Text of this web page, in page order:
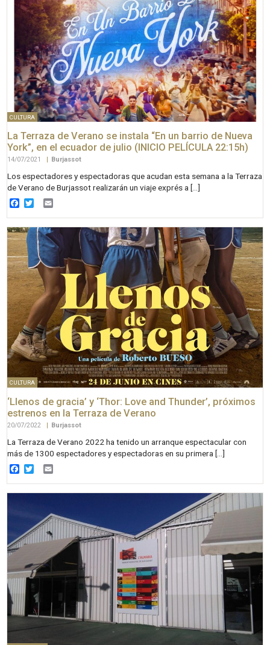
CULTURA
La Terraza de Verano se instala “En un barrio de Nueva
York”, en el ecuador de julio (INICIO PELÍCULA 22:15h)
14/07/2021 Burjassot
Los espectadores y espectadoras que acudan esta semana a la Terraza
de Verano de Burjassot realizarán un viaje exprés a […]
Facebook
Twitter
CULTURA
‘Llenos de gracia’ y ‘Thor: Love and Thunder’, próximos
estrenos en la Terraza de Verano
20/07/2022 | Burjassot
La Terraza de Verano 2022 ha tenido un arranque espectacular con
más de 1300 espectadores y espectadoras en su primera […]
Facebook
Twitter